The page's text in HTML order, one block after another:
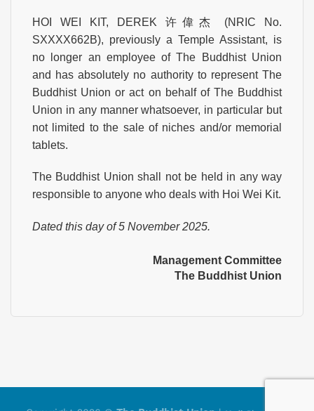
HOI WEI KIT, DEREK 许偉杰 (NRIC No.
SXXXX662B), previously a Temple Assistant, is
no longer an employee of The Buddhist Union
and has absolutely no authority to represent The
Buddhist Union or act on behalf of The Buddhist
Union in any manner whatsoever, in particular but
not limited to the sale of niches and/or memorial
tablets.
The Buddhist Union shall not be held in any way
responsible to anyone who deals with Hoi Wei Kit.
Dated this day of 5 November 2025.
Management Committee
The Buddhist Union